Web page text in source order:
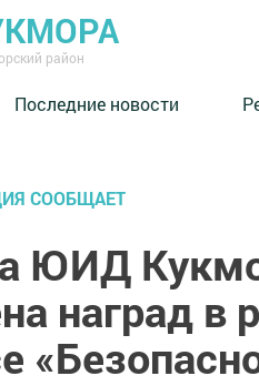
район
Последние новости
СООБЩАЕТ
ЮИД
наград в